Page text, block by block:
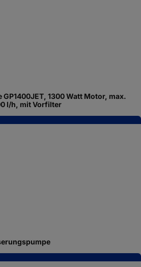
1300 Watt Motor, max.
l/h, mit Vorfilter